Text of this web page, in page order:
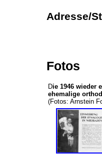
Adresse/
Fotos
Die 1946 wieder
ehemalige
(Fotos: Arnstein